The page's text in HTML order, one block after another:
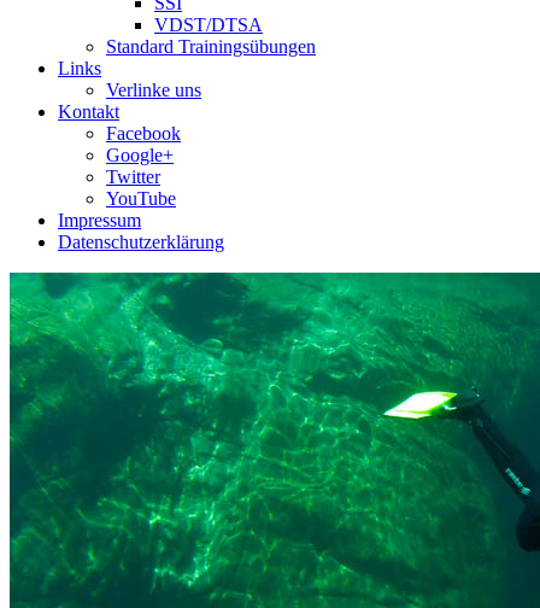
VDST/DTSA
Standard Trainingsübungen
Links
Verlinke uns
Kontakt
Facebook
Google+
Twitter
YouTube
Impressum
Datenschutzerklärung
Das Sidemount-Forum ist auf
ein neues Forensystem
umgezogen und wie gewohnt
unter
https://www.sidemount-
forum.comerreichbar.
Das alte Forum hier existiert